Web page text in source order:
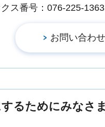
ス番号：076-225-1363
るためにみなさ